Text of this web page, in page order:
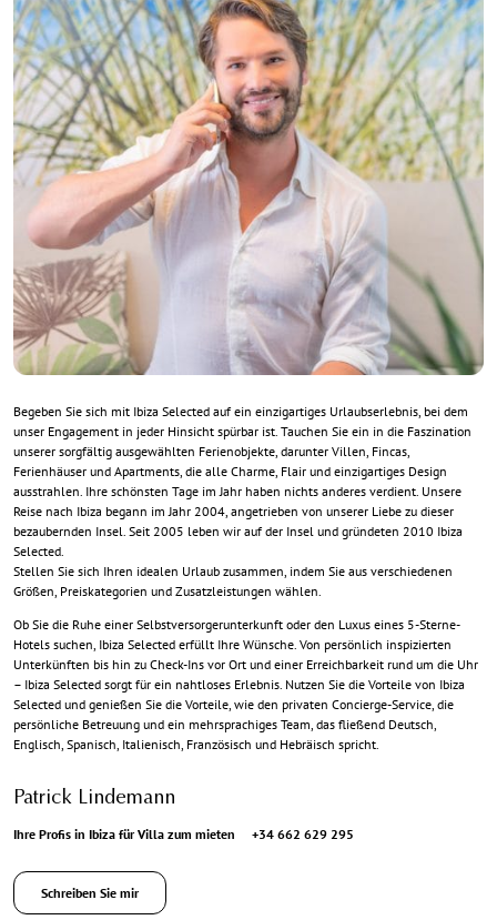
Begeben Sie sich mit Ibiza Selected auf ein einzigartiges Urlaubserlebnis, bei dem
unser Engagement in jeder Hinsicht spürbar ist. Tauchen Sie ein in die Faszination
unserer sorgfältig ausgewählten Ferienobjekte, darunter Villen, Fincas,
Ferienhäuser und Apartments, die alle Charme, Flair und einzigartiges Design
ausstrahlen. Ihre schönsten Tage im Jahr haben nichts anderes verdient. Unsere
Reise nach Ibiza begann im Jahr 2004, angetrieben von unserer Liebe zu dieser
bezaubernden Insel. Seit 2005 leben wir auf der Insel und gründeten 2010 Ibiza
Selected.
Stellen Sie sich Ihren idealen Urlaub zusammen, indem Sie aus verschiedenen
Größen, Preiskategorien und Zusatzleistungen wählen.
Ob Sie die Ruhe einer Selbstversorgerunterkunft oder den Luxus eines 5-Sterne-
Hotels suchen, Ibiza Selected erfüllt Ihre Wünsche. Von persönlich inspizierten
Unterkünften bis hin zu Check-Ins vor Ort und einer Erreichbarkeit rund um die Uhr
– Ibiza Selected sorgt für ein nahtloses Erlebnis. Nutzen Sie die Vorteile von Ibiza
Selected und genießen Sie die Vorteile, wie den privaten Concierge-Service, die
persönliche Betreuung und ein mehrsprachiges Team, das fließend Deutsch,
Englisch, Spanisch, Italienisch, Französisch und Hebräisch spricht.
Patrick Lindemann
Ihre Profis in Ibiza für Villa zum mieten +34 662 629 295
Schreiben Sie mir